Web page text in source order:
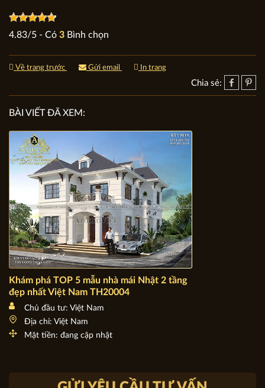
4.83/5 - Có 3 Bình chọn
Về trang trước Gửi email In trang
Chia sẻ:
BÀI VIẾT ĐÃ XEM:
Khám phá TOP 5 mẫu nhà mái Nhật 2 tầng đẹp nhất Việt
Nam TH20004
Mặt tiền: đang cập nhật